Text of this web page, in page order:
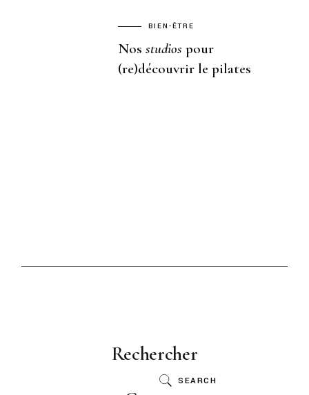
BIEN-ÊTRE
Nosstudios pour
(re)découvrir le pilates
Rechercher
SEARCH